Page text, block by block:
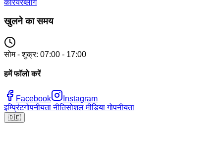
करियरब्लॉग
खुलने का समय
सोम - शुक्र: 07:00 - 17:00
हमें फॉलो करें
Facebook
Instagram
इम्प्रिंटगोपनीयता नीतिसोशल मीडिया गोपनीयता
🇩🇪